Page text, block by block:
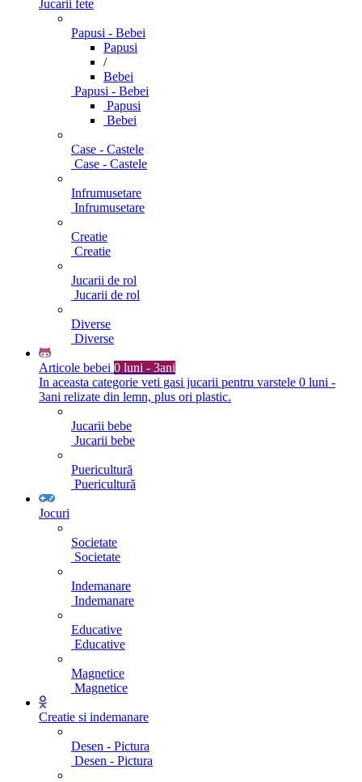
Jucarii fete
Papusi - Bebei
Papusi
/
Bebei
Papusi - Bebei
Papusi
Bebei
Case - Castele
Case - Castele
Infrumusetare
Infrumusetare
Creatie
Creatie
Jucarii de rol
Jucarii de rol
Diverse
Diverse
Articole bebei 0 luni - 3ani
In aceasta categorie veti gasi jucarii pentru varstele 0 luni -
3ani relizate din lemn, plus ori plastic.
Jucarii bebe
Jucarii bebe
Puericultură
Puericultură
Jocuri
Societate
Societate
Indemanare
Indemanare
Educative
Educative
Magnetice
Magnetice
Creatie si indemanare
Desen - Pictura
Desen - Pictura